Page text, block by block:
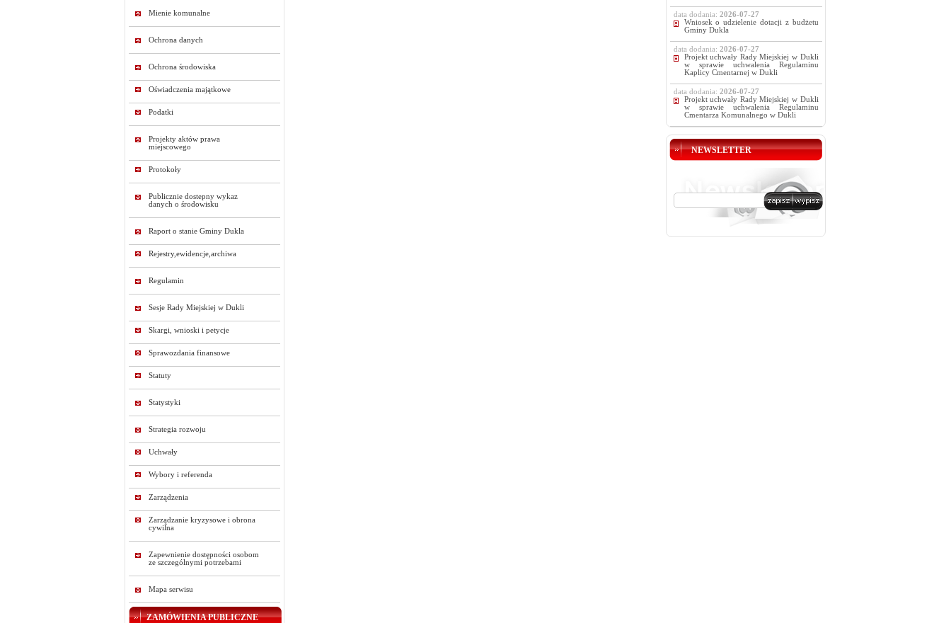
Mienie komunalne
Ochrona danych
Ochrona środowiska
Oświadczenia majątkowe
Podatki
Projekty aktów prawa
miejscowego
Protokoły
Publicznie dostepny wykaz
danych o środowisku
Raport o stanie Gminy Dukla
Rejestry,ewidencje,archiwa
Regulamin
Sesje Rady Miejskiej w Dukli
Skargi, wnioski i petycje
Sprawozdania finansowe
Statuty
Statystyki
Strategia rozwoju
Uchwały
Wybory i referenda
Zarządzenia
Zarządzanie kryzysowe i obrona
cywilna
Zapewnienie dostępności osobom
ze szczególnymi potrzebami
Mapa serwisu
ZAMÓWIENIA PUBLICZNE
data dodania: 2026-07-27
Wniosek o udzielenie dotacji z budżetu
Gminy Dukla
data dodania: 2026-07-27
Projekt uchwały Rady Miejskiej w Dukli
w sprawie uchwalenia Regulaminu
Kaplicy Cmentarnej w Dukli
data dodania: 2026-07-27
Projekt uchwały Rady Miejskiej w Dukli
w sprawie uchwalenia Regulaminu
Cmentarza Komunalnego w Dukli
NEWSLETTER